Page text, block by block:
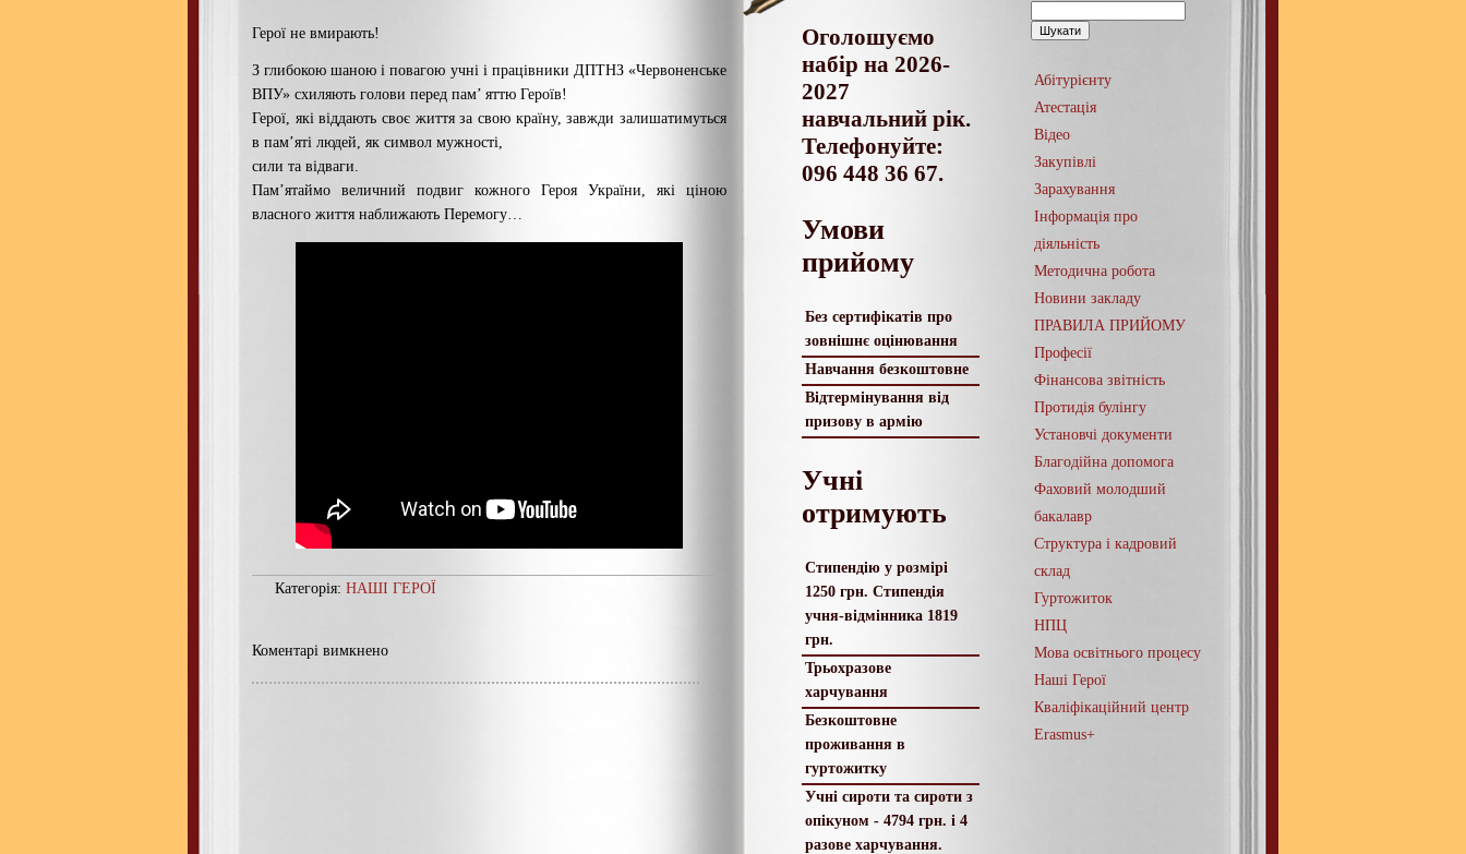
Оголошуємо
набір на 2026-
2027
навчальний рік.
Телефонуйте:
096 448 36 67.
Умови
прийому
Без сертифікатів про
зовнішнє оцінювання
Навчання безкоштовне
Відтермінування від
призову в армію
Учні
отримують
Стипендію у розмірі
1250 грн. Стипендія
учня-відмінника 1819
грн.
Трьохразове
харчування
Безкоштовне
проживання в
гуртожитку
Учні сироти та сироти з
опікуном - 4794 грн. і 4
разове харчування.
Абітурієнту
Атестація
Відео
Закупівлі
Зарахування
Інформація про
діяльність
Методична робота
Новини закладу
ПРАВИЛА ПРИЙОМУ
Професії
Фінансова звітність
Протидія булінгу
Установчі документи
Благодійна допомога
Фаховий молодший
бакалавр
Структура і кадровий
склад
Гуртожиток
НПЦ
Мова освітнього процесу
Наші Герої
Кваліфікаційний центр
Erasmus+
Герої не вмирають!
З глибокою шаною і повагою учні і працівники ДПТНЗ «Червоненське
ВПУ» схиляють голови перед пам’ яттю Героїв!
Герої, які віддають своє життя за свою країну, завжди залишатимуться
в пам’яті людей, як символ мужності,
сили та відваги.
Пам’ятаймо величний подвиг кожного Героя України, які ціною
власного життя наближають Перемогу…
Категорія: НАШІ ГЕРОЇ
Коментарі вимкнено